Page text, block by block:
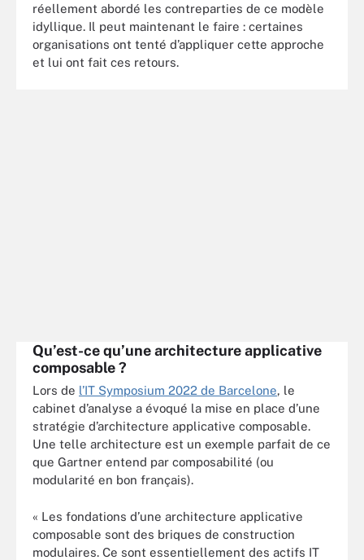
réellement abordé les contreparties de ce modèle
idyllique. Il peut maintenant le faire : certaines
organisations ont tenté d’appliquer cette approche
et lui ont fait ces retours.
Qu’est-ce qu’une architecture applicative
composable ?
Lors de l’IT Symposium 2022 de Barcelone, le
cabinet d’analyse a évoqué la mise en place d’une
stratégie d’architecture applicative composable.
Une telle architecture est un exemple parfait de ce
que Gartner entend par composabilité (ou
modularité en bon français).
« Les fondations d’une architecture applicative
composable sont des briques de construction
modulaires. Ce sont essentiellement des actifs IT